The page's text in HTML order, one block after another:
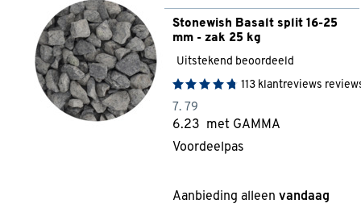
Stonewish Basalt split 16-25
mm - zak 25 kg
Uitstekend beoordeeld
113 klantreviews
7. 79
6.23
met GAMMA
Voordeelpas
Aanbieding alleen vandaag